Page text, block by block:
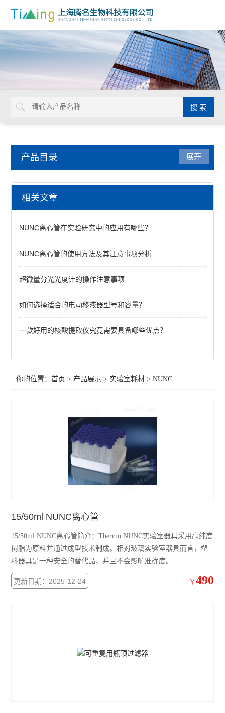
产品目录
实验室耗材
NUNC
Nalgene
查看全部 >>
展开
相关文章
NUNC离心管在实验研究中的应用有哪些？
NUNC离心管的使用方法及其注意事项分析
超微量分光光度计的操作注意事项
如何选择适合的电动移液器型号和容量？
一款好用的核酸提取仪究竟需要具备哪些优点？
你的位置：首页 > 产品展示 > 实验室耗材 >NUNC
15/50ml NUNC离心管
15/50ml NUNC离心管简介：Thermo NUNC实验室器具采用高纯度
树脂为原料并通过成型技术制成。相对玻璃实验室器具而言，塑
料器具是一种安全的替代品，并且不会影响准确度。
更新日期：2025-12-24 ￥ 490